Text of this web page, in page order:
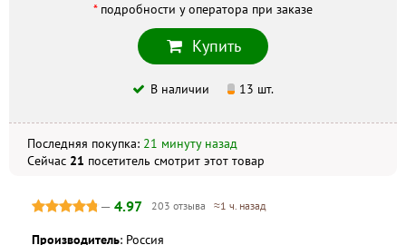
г. Челябинск, ул. Барбюса, 61, +7 (351) 724–16–64
заказа на сайте.
Не является публичной офертой. Комплектация и
внешний вид могут отличаться, в зависимости от партии.
*подробности у оператора при заказе
Купить
В наличии 13 шт.
Последняя покупка: 21 минуту назад
Сейчас 21 посетитель смотрит этот товар
— 4.97 203 отзыва ≈1 ч. назад
Производитель: Россия